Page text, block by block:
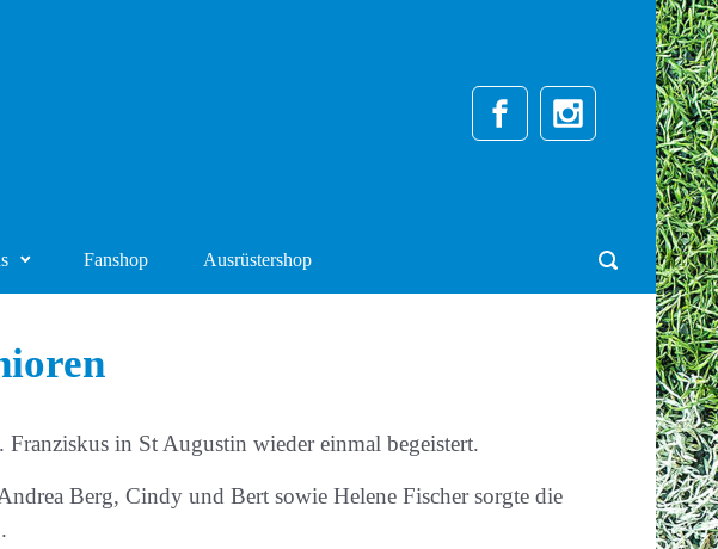
Fanshop Ausrüstershop
in St Augustin wieder einmal begeistert.
Berg, Cindy und Bert sowie Helene Fischer sorgte die